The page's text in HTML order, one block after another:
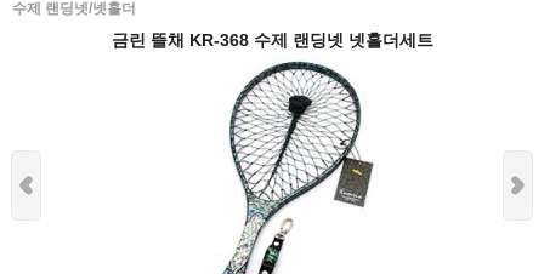
수제 랜딩넷/넷홀더
금린 뜰채 KR-368 수제 랜딩넷 넷홀더세트